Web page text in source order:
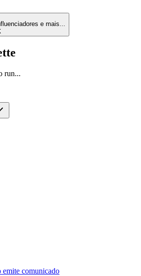
e mais...
run...
emite comunicado